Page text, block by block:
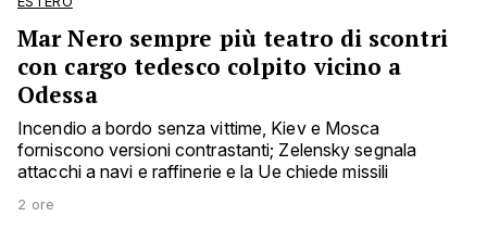
Mar Nero sempre più teatro di scontri
con cargo tedesco colpito vicino a
Odessa
Incendio a bordo senza vittime, Kiev e Mosca
forniscono versioni contrastanti; Zelensky segnala
attacchi a navi e raffinerie e la Ue chiede missili
2 ore